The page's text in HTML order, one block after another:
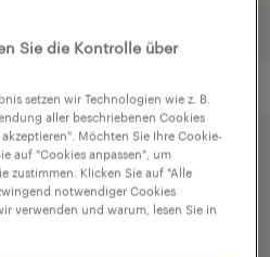
indem du dein
Sie die Kontrolle über
setzen wir Technologien wie z. B.
aller beschriebenen Cookies
Möchten Sie Ihre Cookie-
auf "Cookies anpassen", um
zustimmen. Klicken Sie auf "Alle
notwendiger Cookies
verwenden und warum, lesen Sie in